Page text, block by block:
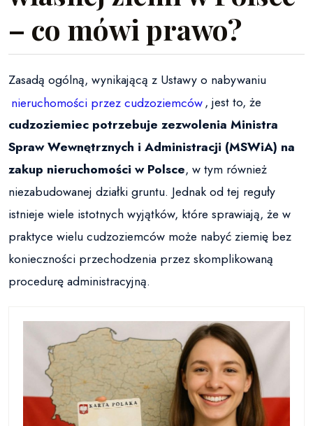
– co mówi prawo?
Zasadą ogólną, wynikającą z Ustawy o nabywaniu
nieruchomości przez cudzoziemców, jest to, że
cudzoziemiec potrzebuje zezwolenia Ministra
Spraw Wewnętrznych i Administracji (MSWiA) na
zakup nieruchomości w Polsce, w tym również
niezabudowanej działki gruntu. Jednak od tej reguły
istnieje wiele istotnych wyjątków, które sprawiają, że w
praktyce wielu cudzoziemców może nabyć ziemię bez
konieczności przechodzenia przez skomplikowaną
procedurę administracyjną.